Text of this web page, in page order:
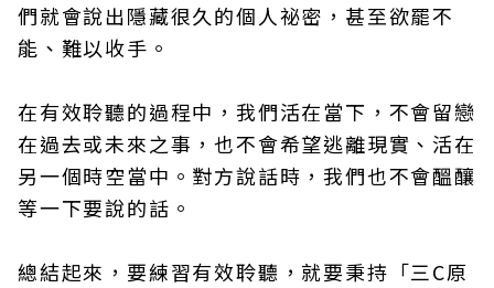
們就會說出隱藏很久的個人祕密，甚至欲罷不
能、難以收手。
在有效聆聽的過程中，我們活在當下，不會留戀
在過去或未來之事，也不會希望逃離現實、活在
另一個時空當中。對方說話時，我們也不會醞釀
等一下要說的話。
總結起來，要練習有效聆聽，就要秉持「三C原